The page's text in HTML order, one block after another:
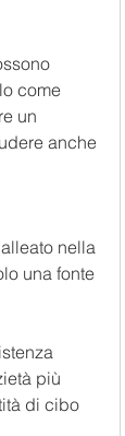
come
un
anche
nella
una fonte
più
di cibo